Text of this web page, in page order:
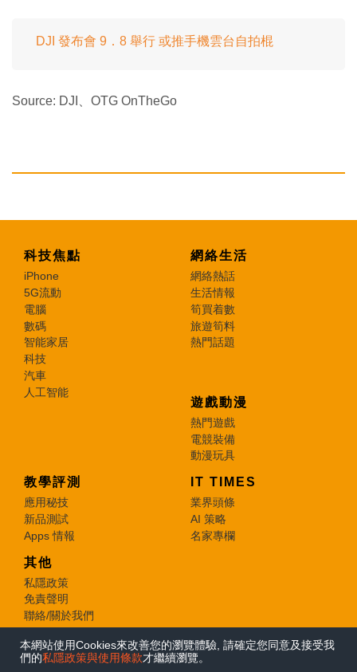
本網站使用Cookies來改善您的瀏覽體驗, 請確定您同意及接受我
們的私隱政策與使用條款才繼續瀏覽。
DJI 發布會 9．8 舉行 或推手機雲台自拍棍
Source: DJI、OTG OnTheGo
科技焦點
iPhone
5G流動
電腦
數碼
智能家居
科技
汽車
人工智能
網絡生活
網絡熱話
生活情報
筍買着數
旅遊筍料
熱門話題
遊戲動漫
熱門遊戲
電競裝備
動漫玩具
教學評測
應用秘技
新品測試
Apps 情報
IT TIMES
業界頭條
AI 策略
名家專欄
其他
私隱政策
免責聲明
聯絡/關於我們
© 2026 e-zone. All Rights Reserved.